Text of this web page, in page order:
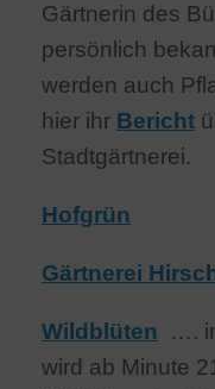
Gärtnerin des
persönlich
werden auch
hier ihr Bericht
Stadtgärtnerei.
Hofgrün
Gärtnerei
Wildblüten ….
wird ab Minute